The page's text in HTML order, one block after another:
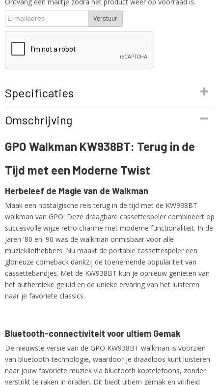
Verstuur
Specificaties
KW938BT
5060237572348
KW938BT
Netto gewicht
1,00 Kg
Omschrijving
GPO Walkman KW938BT: Terug in de
Tijd met een Moderne Twist
Herbeleef de Magie van de Walkman
Maak een nostalgische reis terug in de tijd met de KW938BT
walkman van GPO! Deze draagbare cassettespeler combineert op
succesvolle wijze retro charme met moderne functionaliteit. In de
jaren '80 en '90 was de walkman onmisbaar voor alle
muziekliefhebbers. Nu maakt de portable cassettespeler een
glorieuze comeback dankzij de toenemende populariteit van
cassettebandjes. Met de KW938BT kun je opnieuw genieten van
het authentieke geluid en de unieke ervaring van het luisteren
naar je favoriete classics.
Bluetooth-connectiviteit voor ultiem Gemak
De nieuwste versie van de GPO KW938BT walkman is voorzien
van bluetooth-technologie, waardoor je draadloos kunt luisteren
naar jouw favoriete muziek via bluetooth koptelefoons, zonder
verstrikt te raken in draden. Dit biedt ultiem gemak en vrijheid